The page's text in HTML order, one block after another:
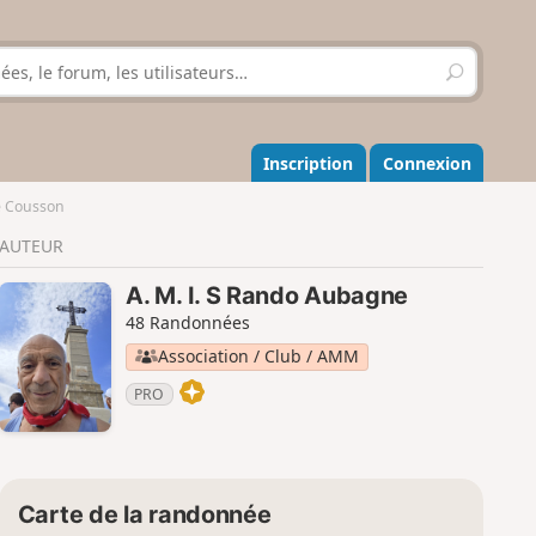
R
e
h
e
r
r
Inscription Connexion
Cousson
AUTEUR
A. M. I. S Rando Aubagne
48 Randonnées
Association / Club / AMM
PRO
Carte de la randonnée